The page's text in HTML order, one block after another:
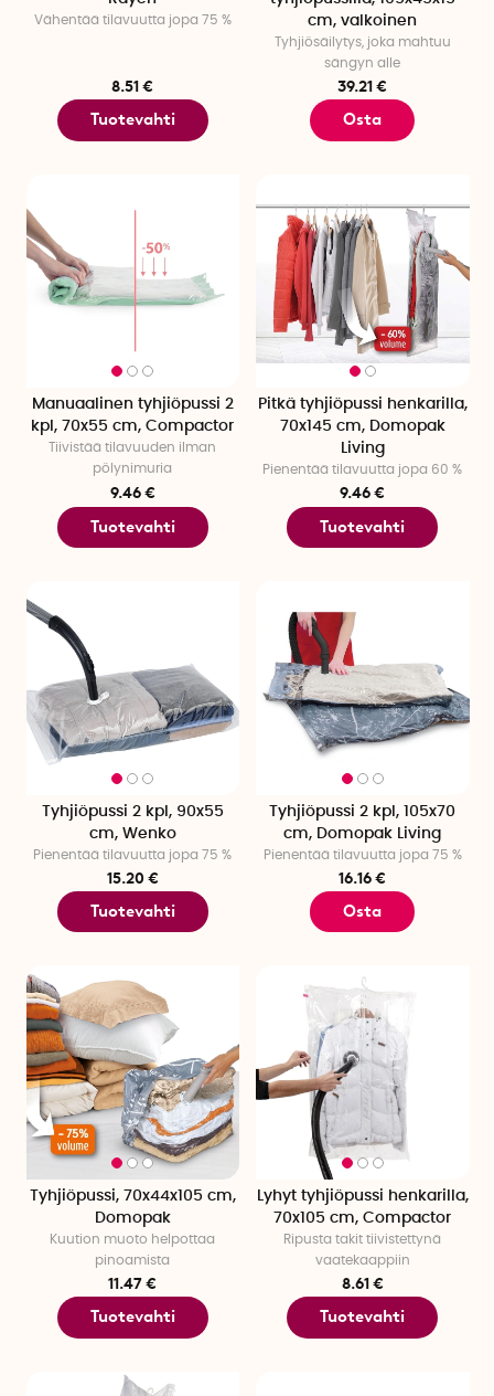
Vähentää tilavuutta jopa 75 %
8.51 €
Tuotevahti
cm, valkoinen
Tyhjiösäilytys, joka mahtuu
sängyn alle
39.21 €
Osta
Manuaalinen tyhjiöpussi 2
kpl, 70x55 cm, Compactor
Tiivistää tilavuuden ilman
pölynimuria
9.46 €
Tuotevahti
Pitkä tyhjiöpussi henkarilla,
70x145 cm, Domopak
Living
Pienentää tilavuutta jopa 60 %
9.46 €
Tuotevahti
Tyhjiöpussi 2 kpl, 90x55
cm, Wenko
Pienentää tilavuutta jopa 75 %
15.20 €
Tuotevahti
Tyhjiöpussi 2 kpl, 105x70
cm, Domopak Living
Pienentää tilavuutta jopa 75 %
16.16 €
Osta
Tyhjiöpussi, 70x44x105 cm,
Domopak
Kuution muoto helpottaa
pinoamista
11.47 €
Tuotevahti
Lyhyt tyhjiöpussi henkarilla,
70x105 cm, Compactor
Ripusta takit tiivistettynä
vaatekaappiin
8.61 €
Tuotevahti